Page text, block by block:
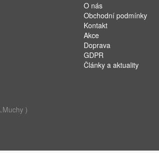
)
O nás
Obchodní podmínky
Kontakt
Akce
Doprava
GDPR
Články a aktuality